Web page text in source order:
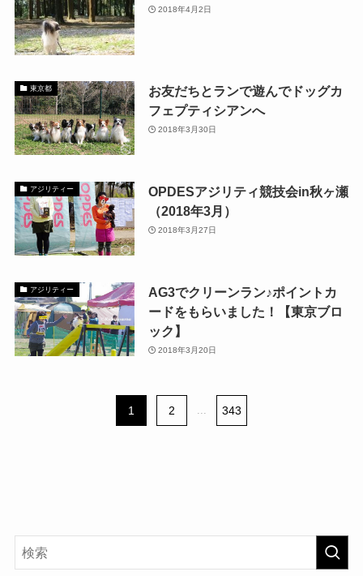
2018年4月2日
東京都
お友だちとランで遊んでドッグカ
フェプティシアンへ
2018年3月30日
アジリティー
OPDESアジリティ競技会in秋ヶ瀬
（2018年3月）
2018年3月27日
アジリティー
AG3でクリーンラン♪ポイントカ
ードをもらいました！【東京ブロ
ック】
2018年3月20日
1 2 ... 343